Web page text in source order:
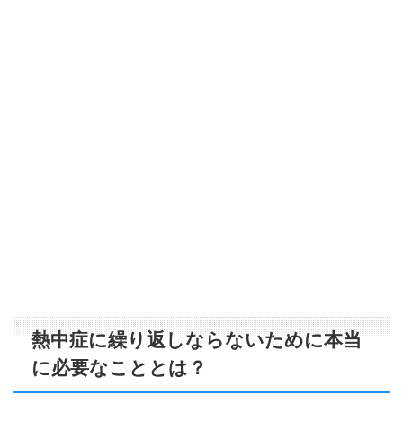
熱中症に繰り返しならないために本当
に必要なこととは？